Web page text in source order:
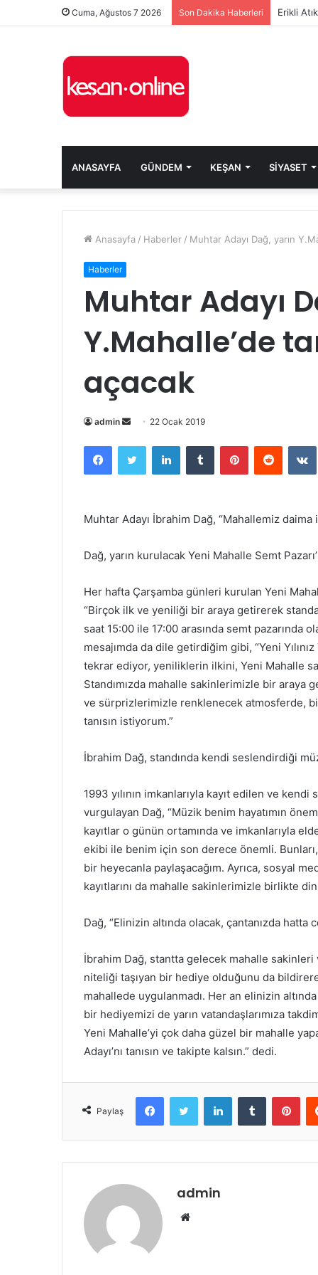
Cuma, Ağustos 7 2026 Son Dakika Haberleri Erikli
ANASAYFA GÜNDEM KEŞAN SIYASET
Anasayfa / Haberler / Muhtar Adayı Dağ, yarın
Haberler
Muhtar Adayı
Y.Mahalle’de
açacak
admin
r
e
o
t
g
ö
n
d
e
22 Ocak 2019
Muhtar Adayı İbrahim Dağ, “Mahallemiz
Dağ, yarın kurulacak Yeni Mahalle Semt
Her hafta Çarşamba günleri kurulan Yeni
“Birçok ilk ve yeniliği bir araya getirerek standa
saat 15:00 ile 17:00 arasında semt pazarında
mesajımda da dile getirdiğim gibi, “Yeni
tekrar ediyor, yeniliklerin ilkini, Yeni Mahalle
Standımızda mahalle sakinlerimizle bir araya
ve sürprizlerimizle renklenecek atmosferde,
tanısın istiyorum.”
İbrahim Dağ, standında kendi seslendirdiği
1993 yılının imkanlarıyla kayıt edilen ve
vurgulayan Dağ, “Müzik benim hayatımın
kayıtlar o günün ortamında ve imkanlarıyla
ekibi ile benim için son derece önemli.
bir heyecanla paylaşacağım. Ayrıca, sosyal
kayıtlarını da mahalle sakinlerimizle birlikte
Dağ, “Elinizin altında olacak, çantanızda hatta
İbrahim Dağ, stantta gelecek mahalle sakinleri
niteliği taşıyan bir hediye olduğunu da
mahallede uygulanmadı. Her an elinizin
bir hediyemizi de yarın vatandaşlarımıza
Yeni Mahalle’yi çok daha güzel bir mahalle
Adayı’nı tanısın ve takipte kalsın.” dedi.
Paylaş
admin